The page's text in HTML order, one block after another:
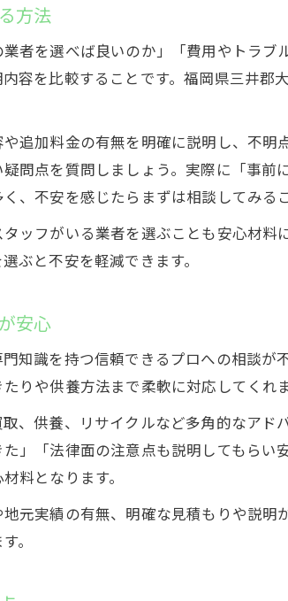
遺品整理選定時は口コミと実
初めての遺品整理もスムーズに
遺品整理の流れと作業当日
遺品整理で家族と情報共有
遺品整理依頼後のスムーズ
遺品整理完了後の手続きや
方法
者を選べば良いのか」「費用やトラ
容を比較することです。福岡県三井
追加料金の有無を明確に説明し、不
問点を質問しましょう。実際に「事
、不安を感じたらまずは相談してみる
ッフがいる業者を選ぶことも安心材
ぶと不安を軽減できます。
安心
知識を持つ信頼できるプロへの相談
りや供養方法まで柔軟に対応してくれま
、供養、リサイクルなど多角的なア
」「法律面の注意点も説明してもら
料となります。
元実績の有無、明確な見積もりや説
。
お気軽にご相談くだ
お気軽にご相談くだ